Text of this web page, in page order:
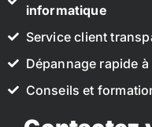
informatique
Service client
Dépannage rapide
Conseils et